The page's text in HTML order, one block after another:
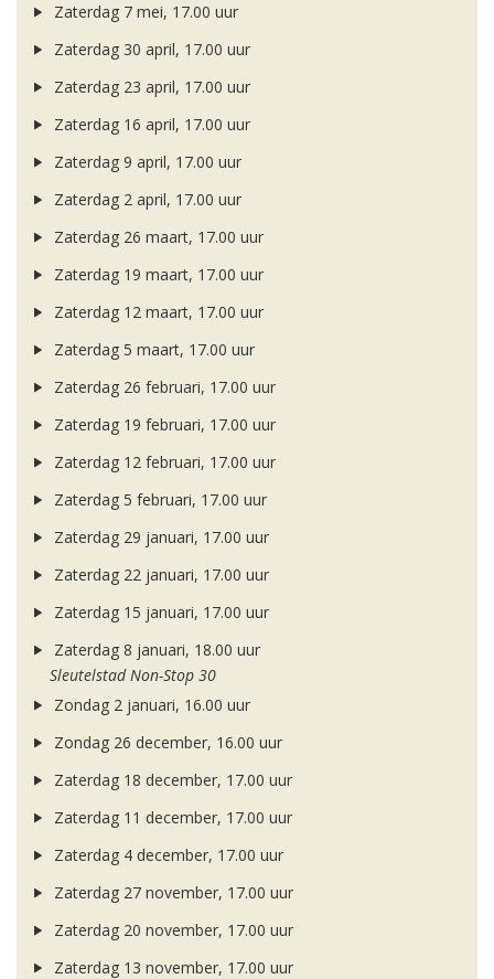
Zaterdag 7 mei, 17.00 uur
Zaterdag 30 april, 17.00 uur
Zaterdag 23 april, 17.00 uur
Zaterdag 16 april, 17.00 uur
Zaterdag 9 april, 17.00 uur
Zaterdag 2 april, 17.00 uur
Zaterdag 26 maart, 17.00 uur
Zaterdag 19 maart, 17.00 uur
Zaterdag 12 maart, 17.00 uur
Zaterdag 5 maart, 17.00 uur
Zaterdag 26 februari, 17.00 uur
Zaterdag 19 februari, 17.00 uur
Zaterdag 12 februari, 17.00 uur
Zaterdag 5 februari, 17.00 uur
Zaterdag 29 januari, 17.00 uur
Zaterdag 22 januari, 17.00 uur
Zaterdag 15 januari, 17.00 uur
Zaterdag 8 januari, 18.00 uur
Sleutelstad Non-Stop 30
Zondag 2 januari, 16.00 uur
Zondag 26 december, 16.00 uur
Zaterdag 18 december, 17.00 uur
Zaterdag 11 december, 17.00 uur
Zaterdag 4 december, 17.00 uur
Zaterdag 27 november, 17.00 uur
Zaterdag 20 november, 17.00 uur
Zaterdag 13 november, 17.00 uur